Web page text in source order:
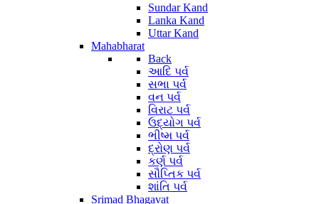
Sundar Kand
Lanka Kand
Uttar Kand
Mahabharat
Back
આદિ પર્વ
સભા પર્વ
વન પર્વ
વિરાટ પર્વ
ઉદ્યોગ પર્વ
ભીષ્મ પર્વ
દ્રોણ પર્વ
કર્ણ પર્વ
સૌપ્તિક પર્વ
શાંતિ પર્વ
Srimad Bhagavat